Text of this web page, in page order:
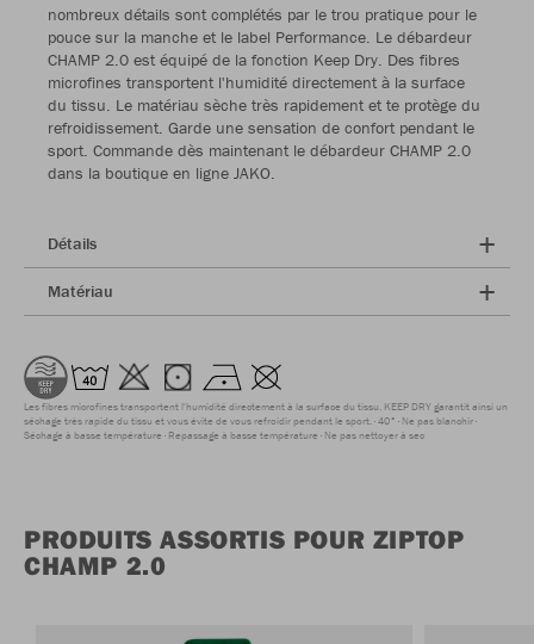
nombreux détails sont complétés par le trou pratique pour le
pouce sur la manche et le label Performance. Le débardeur
CHAMP 2.0 est équipé de la fonction Keep Dry. Des fibres
microfines transportent l'humidité directement à la surface
du tissu. Le matériau sèche très rapidement et te protège du
refroidissement. Garde une sensation de confort pendant le
sport. Commande dès maintenant le débardeur CHAMP 2.0
dans la boutique en ligne JAKO.
Détails
Matériau
Les fibres microfines transportent l'humidité directement à la surface du tissu. KEEP DRY garantit ainsi un
séchage très rapide du tissu et vous évite de vous refroidir pendant le sport. 40° Ne pas blanchir
Séchage à basse température Repassage à basse température Ne pas nettoyer à sec
PRODUITS ASSORTIS POUR ZIPTOP
CHAMP 2.0